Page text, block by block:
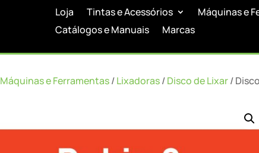
Loja Tintas e Acessórios Máquinas e
Catálogos e Manuais
Marcas
Máquinas e Ferramentas/Lixadoras/Disco de Lixar/